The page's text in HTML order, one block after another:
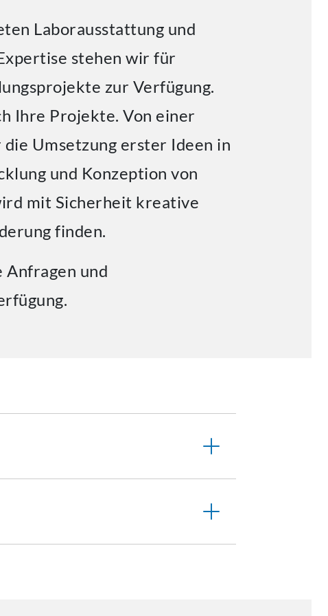
Laborausstattung und
stehen wir für
zur Verfügung.
Ihre Projekte. Von einer
Umsetzung erster Ideen in
und Konzeption von
mit Sicherheit kreative
finden.
und